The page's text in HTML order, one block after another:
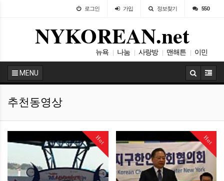
로그인 가입 정보찾기 550
NYKOREAN.net
뉴욕 나눔 사랑방 맨해튼 이민
설교
MENU
추천동영상
Hot Hot